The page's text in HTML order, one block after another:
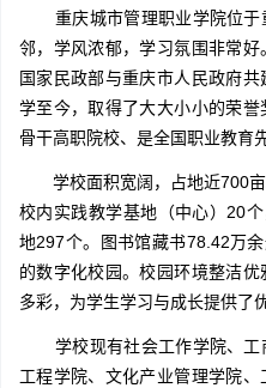
重庆城市管理职业学院位于
邻，学风浓郁，学习氛围非常好
国家民政部与重庆市人民政府
学至今，取得了大大小小的荣
骨干高职院校、是全国职业教育
学校面积宽阔，占地近700
校内实践教学基地（中心）20
地297个。图书馆藏书78.42万
的数字化校园。校园环境整洁
多彩，为学生学习与成长提供了
学校现有社会工作学院、
工程学院、文化产业管理学院